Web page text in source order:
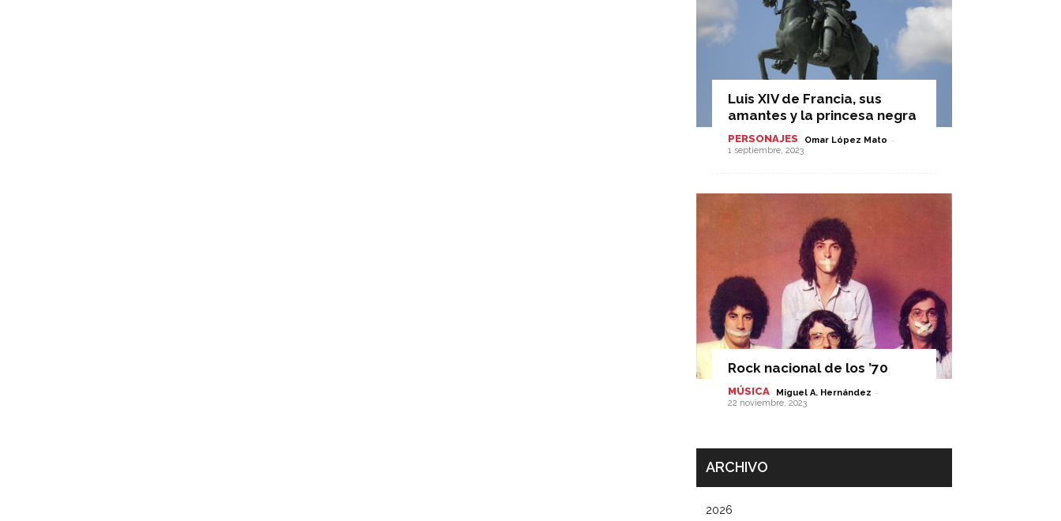
Luis XIV de Francia, sus
amantes y la princesa negra
PERSONAJES Omar López Mato -
1 septiembre, 2023
Rock nacional de los ’70
MÚSICA Miguel A. Hernández -
22 noviembre, 2023
ARCHIVO
2026